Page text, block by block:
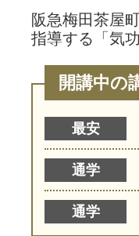
阪急梅田茶屋
指導する「気
開講中の
最安
通学
通学